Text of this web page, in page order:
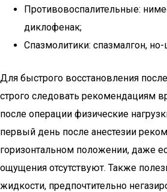
Противовоспалительные:
диклофенак;
Спазмолитики: спазмалгон,
Для быстрого восстановления
строго следовать рекомендациям
после операции физические
первый день после анестезии
горизонтальном положении, даже
ощущения отсутствуют. Также
жидкости, предпочтительно